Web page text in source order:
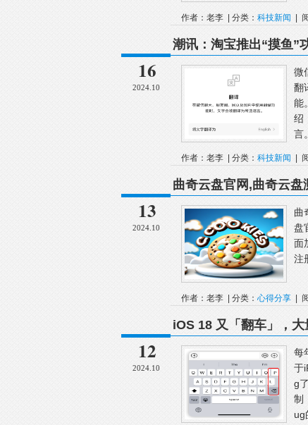
作者：老李 | 分类： 科技新闻 |
16
2024.10
潮讯：淘宝推出“摸鱼”
心功能；ColorOS15小
微
翻
能
绍
言
作者：老李 | 分类： 科技新闻 |
13
2024.10
曲奇云盘官网,曲奇云盘
曲
盘
面
注
作者：老李 | 分类： 心得分享 |
12
2024.10
iOS 18 又「翻车」，
每
于
g
制
ug